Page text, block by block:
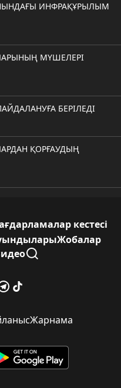
ИНФРАҚҰРЫЛЫМ
МҮШЕЛЕРІ
БЕРІЛЕДІ
ҚОРҒАУДЫҢ
кестесі
Жобалар
Жарнама